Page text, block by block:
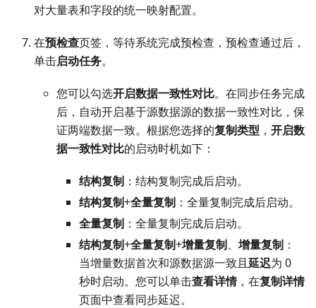
对大量表和字段的统一映射配置。
在预检查页签，等待系统完成预检查，预检查通过后，
单击启动任务。
您可以勾选开启数据一致性对比。在同步任务完成
后，自动开启基于源数据源的数据一致性对比，保
证两端数据一致。根据您选择的复制类型 ， 开启数
据一致性对比的启动时机如下：
结构复制 ：结构复制完成后启动。
结构复制+全量复制 ：全量复制完成后启动。
全量复制 ：全量复制完成后启动。
结构复制+全量复制+增量复制、 增量复制 ：
当增量数据首次和源数据源一致且延迟为 0
秒时启动。您可以单击查看详情，在复制详情
页面中查看同步延迟。